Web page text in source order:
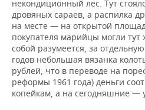
некондиционный лес. Тут
дровяных сараев, а распилка
на месте — на открытой
покупателя марийцы могли тут
собой разумеется, за
годов небольшая вязанка
рублей, что в переводе на
реформы 1961 года) деньги
копейкам, а на сегодняшние —